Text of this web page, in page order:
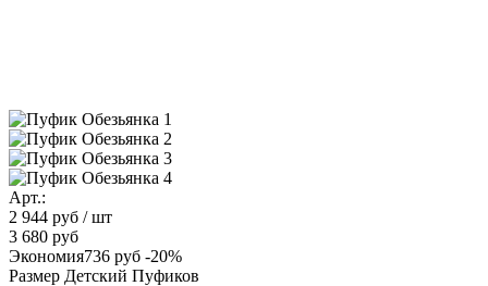
Арт.:
2 944 руб / шт
3 680 руб
Экономия736 руб -20%
Размер Детский Пуфиков